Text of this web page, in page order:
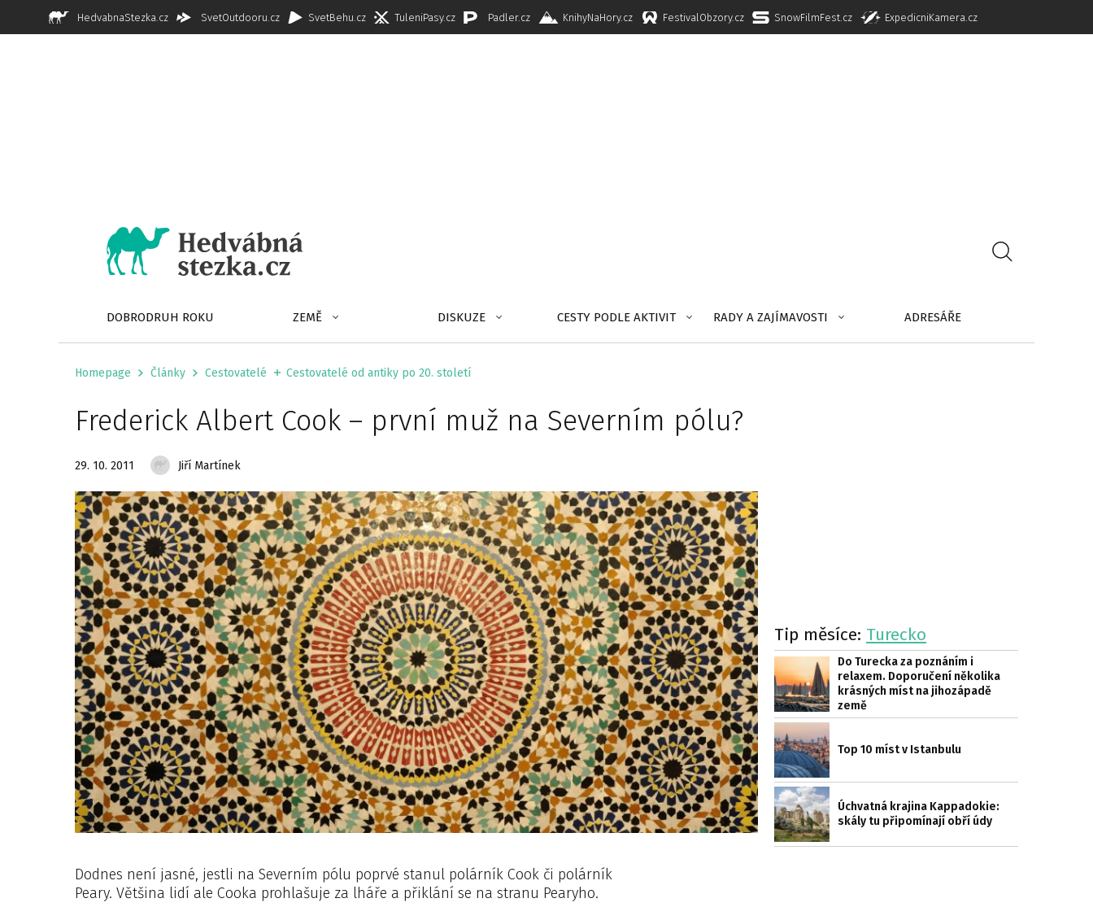
HedvabnaStezka.cz SvetOutdooru.cz SvetBehu.cz TuleniPasy.cz Padler.cz KnihyNaHory.cz FestivalObzory.cz SnowFilmFest.cz ExpedicniKamera.cz
DOBRODRUH ROKU ZEMĚ DISKUZE CESTY PODLE AKTIVIT RADY A ZAJÍMAVOSTI ADRESÁŘE
Homepage Články Cestovatelé Cestovatelé od antiky po 20. století
Frederick Albert Cook – první muž na Severním pólu?
29. 10. 2011 Jiří Martínek
Dodnes není jasné, jestli na Severním pólu poprvé stanul polárník Cook či polárník
Peary. Většina lidí ale Cooka prohlašuje za lháře a přiklání se na stranu Pearyho.
Tip měsíce: Turecko
Do Turecka za poznáním i
relaxem. Doporučení několika
krásných míst na jihozápadě
země
Top 10 míst v Istanbulu
Úchvatná krajina Kappadokie:
skály tu připomínají obří údy